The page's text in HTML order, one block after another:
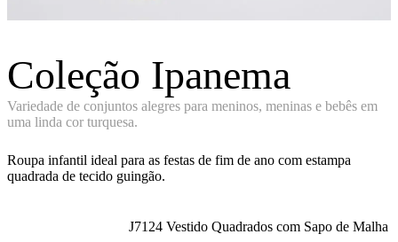
Coleção Ipanema
Variedade de conjuntos alegres para meninos, meninas e bebês em
uma linda cor turquesa.
Roupa infantil ideal para as festas de fim de ano com estampa
quadrada de tecido guingão.
J7124 Vestido Quadrados com Sapo de Malha